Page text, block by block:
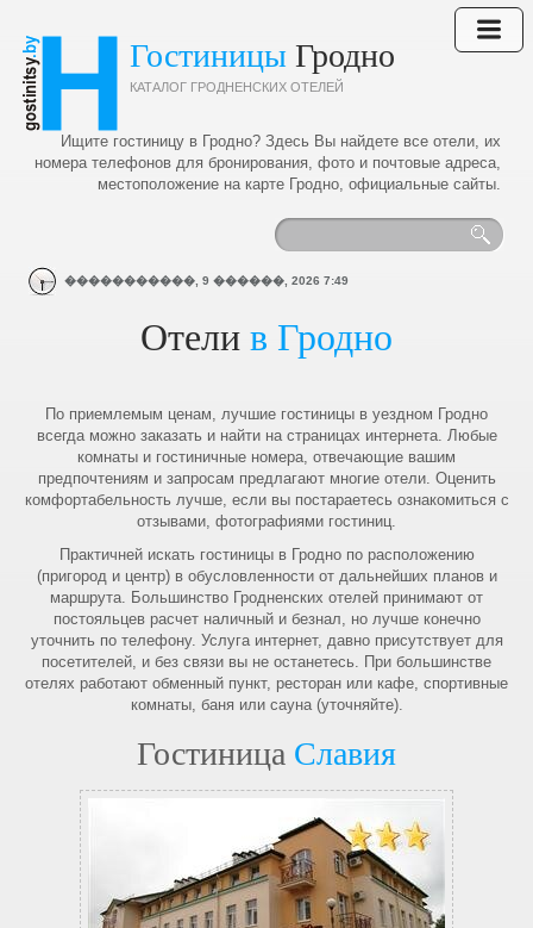
Гостиницы Гродно
КАТАЛОГ ГРОДНЕНСКИХ ОТЕЛЕЙ
Ищите гостиницу в Гродно? Здесь Вы найдете все отели, их
номера телефонов для бронирования, фото и почтовые адреса,
местоположение на карте Гродно, официальные сайты.
�����������, 9 ������, 2026 7:49
Отели в Гродно
По приемлемым ценам, лучшие гостиницы в уездном Гродно
всегда можно заказать и найти на страницах интернета. Любые
комнаты и гостиничные номера, отвечающие вашим
предпочтениям и запросам предлагают многие отели. Оценить
комфортабельность лучше, если вы постараетесь ознакомиться с
отзывами, фотографиями гостиниц.
Практичней искать гостиницы в Гродно по расположению
(пригород и центр) в обусловленности от дальнейших планов и
маршрута. Большинство Гродненских отелей принимают от
постояльцев расчет наличный и безнал, но лучше конечно
уточнить по телефону. Услуга интернет, давно присутствует для
посетителей, и без связи вы не останетесь. При большинстве
отелях работают обменный пункт, ресторан или кафе, спортивные
комнаты, баня или сауна (уточняйте).
Гостиница Славия